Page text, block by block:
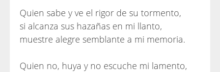
Quien sabe y ve el rigor de su tormento,
si alcanza sus hazañas en mi llanto,
muestre alegre semblante a mi memoria.
Quien no, huya y no escuche mi lamento,